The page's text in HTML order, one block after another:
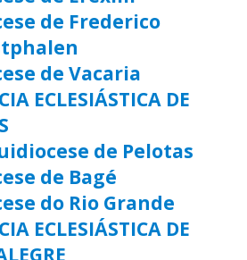
de Frederico
de Vacaria
ECLESIÁSTICA DE
de Pelotas
de Bagé
do Rio Grande
ECLESIÁSTICA DE